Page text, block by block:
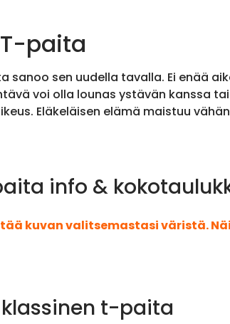
paita
sanoo sen uudella tavalla. Ei enää
voi olla lounas ystävän kanssa
Eläkeläisen elämä maistuu
info &
kuvan valitsemastasi väristä.
t-paita